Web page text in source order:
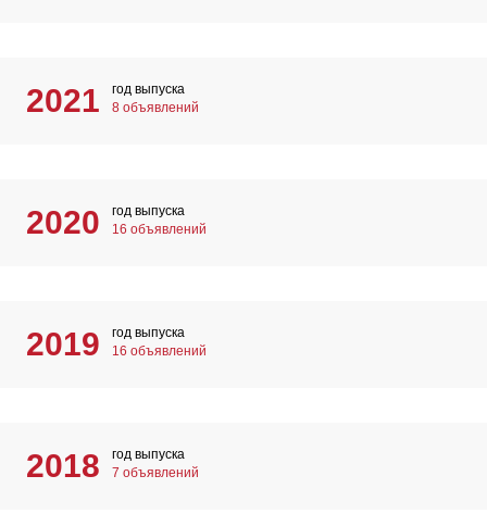
2021
год выпуска
8 объявлений
2020
год выпуска
16 объявлений
2019
год выпуска
16 объявлений
2018
год выпуска
7 объявлений